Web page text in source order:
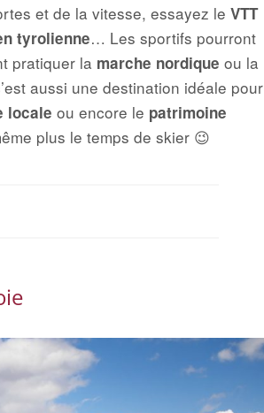
et de la vitesse, essayez le VTT
tyrolienne… Les sportifs pourront
pratiquer la marche nordique ou la
aussi une destination idéale pour
locale ou encore le patrimoine
plus le temps de skier 😉